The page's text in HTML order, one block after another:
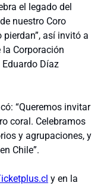
el legado del
nuestro Coro
pierdan”, así invitó a
Corporación
Díaz
“Queremos invitar
coral. Celebramos
y agrupaciones, y
Chile”.
y en la